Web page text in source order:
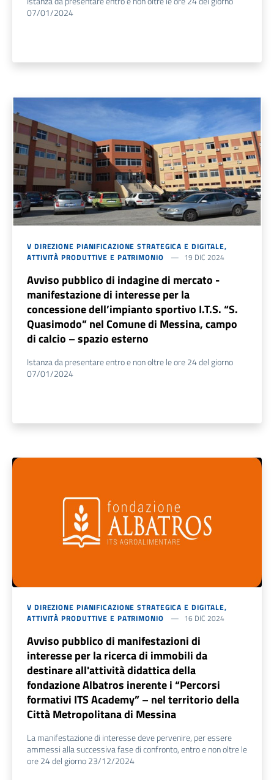
07/01/2024
V DIREZIONE PIANIFICAZIONE STRATEGICA E DIGITALE,
ATTIVITÀ PRODUTTIVE E PATRIMONIO
19 DIC 2024
Avviso pubblico di indagine di mercato -
manifestazione di interesse per la
concessione dell’impianto sportivo I.T.S. “S.
Quasimodo” nel Comune di Messina, campo
di calcio – spazio esterno
Istanza da presentare entro e non oltre le ore 24 del giorno
07/01/2024
V DIREZIONE PIANIFICAZIONE STRATEGICA E DIGITALE,
ATTIVITÀ PRODUTTIVE E PATRIMONIO
16 DIC 2024
Avviso pubblico di manifestazioni di
interesse per la ricerca di immobili da
destinare all'attività didattica della
fondazione Albatros inerente i “Percorsi
formativi ITS Academy” – nel territorio della
Città Metropolitana di Messina
La manifestazione di interesse deve pervenire, per essere
ammessi alla successiva fase di confronto, entro e non oltre le
ore 24 del giorno 23/12/2024